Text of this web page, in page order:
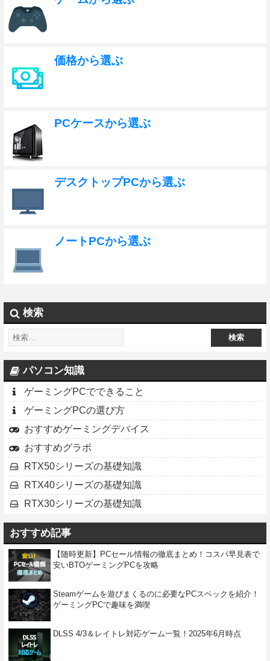
価格から選ぶ
PCケースから選ぶ
デスクトップPCから選ぶ
ノートPCから選ぶ
検索
パソコン知識
ゲーミングPCでできること
ゲーミングPCの選び方
おすすめゲーミングデバイス
おすすめグラボ
RTX50シリーズの基礎知識
RTX40シリーズの基礎知識
RTX30シリーズの基礎知識
おすすめ記事
【随時更新】PCセール情報の徹底まとめ！コスパ早見表で
安いBTOゲーミングPCを攻略
Steamゲームを遊びまくるのに必要なPCスペックを紹介！
ゲーミングPCで趣味を満喫
DLSS 4/3＆レイトレ対応ゲーム一覧！2025年6月時点